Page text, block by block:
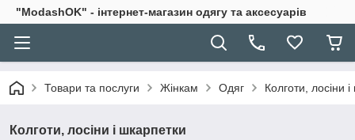
"ModashOK" - інтернет-магазин одягу та аксесуарів
Товари та послуги Жінкам Одяг Колготи, лосіни
Колготи, лосіни і шкарпетки